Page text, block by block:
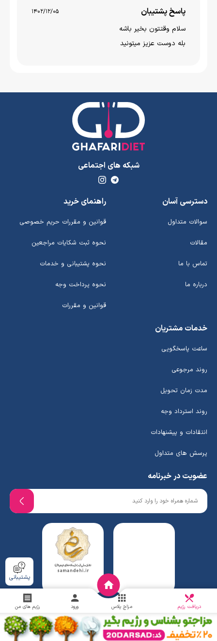
پاسخ پشتیبان 1402/12/05
سلام وقتتون بخير باشه
بله دوست عزیز میتونید
شبکه های اجتماعی
دسترسی آسان
سوالات متداول
مقالات
تماس با ما
درباره ما
راهنمای خرید
قوانین و مقررات حریم خصوصی
نحوه ثبت شکایات مراجعین
نحوه پشتیبانی و خدمات
نحوه پرداخت وجه
قوانین و مقررات
خدمات مشتریان
ساعت پاسخگویی
روند مرجوعی
مدت زمان تحویل
روند استرداد وجه
انتقادات و پیشنهادات
پرسش های متداول
عضویت در خبرنامه
- Copyright © 2026 - All rights reserved.
پشتیبانی
دریافت رژیم مزاج پلاس ورود رژیم های من